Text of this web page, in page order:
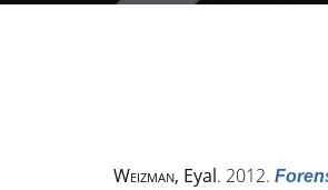
Weizman, Eyal. 2012.